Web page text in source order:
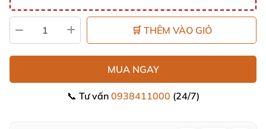
🛒 THÊM VÀO GIỎ
MUA NGAY
📞 Tư vấn 0938411000 (24/7)